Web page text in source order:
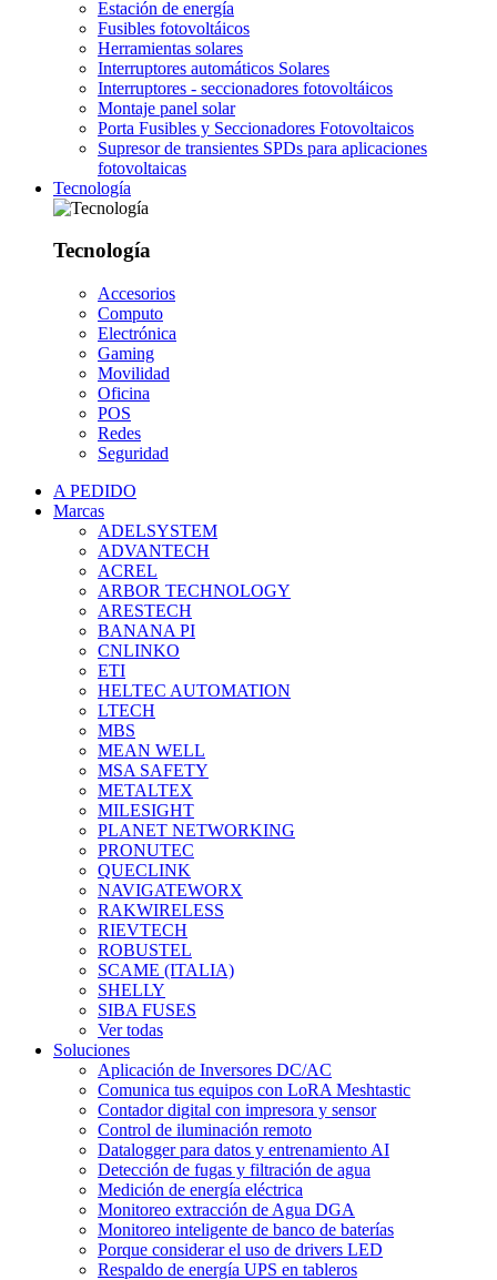
Estación de energía
Fusibles fotovoltáicos
Herramientas solares
Interruptores automáticos Solares
Interruptores - seccionadores fotovoltáicos
Montaje panel solar
Porta Fusibles y Seccionadores Fotovoltaicos
Supresor de transientes SPDs para aplicaciones
fotovoltaicas
Tecnología
Tecnología
Accesorios
Computo
Electrónica
Gaming
Movilidad
Oficina
POS
Redes
Seguridad
A PEDIDO
Marcas
ADELSYSTEM
ADVANTECH
ACREL
ARBOR TECHNOLOGY
ARESTECH
BANANA PI
CNLINKO
ETI
HELTEC AUTOMATION
LTECH
MBS
MEAN WELL
MSA SAFETY
METALTEX
MILESIGHT
PLANET NETWORKING
PRONUTEC
QUECLINK
NAVIGATEWORX
RAKWIRELESS
RIEVTECH
ROBUSTEL
SCAME (ITALIA)
SHELLY
SIBA FUSES
Ver todas
Soluciones
Aplicación de Inversores DC/AC
Comunica tus equipos con LoRA Meshtastic
Contador digital con impresora y sensor
Control de iluminación remoto
Datalogger para datos y entrenamiento AI
Detección de fugas y filtración de agua
Medición de energía eléctrica
Monitoreo extracción de Agua DGA
Monitoreo inteligente de banco de baterías
Porque considerar el uso de drivers LED
Respaldo de energía UPS en tableros